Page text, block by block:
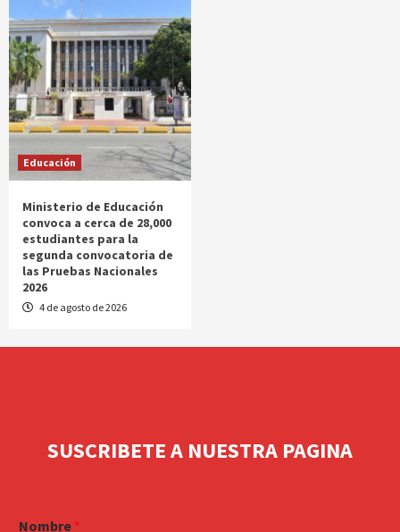
Educación
Ministerio de Educación
convoca a cerca de 28,000
estudiantes para la
segunda convocatoria de
las Pruebas Nacionales
2026
4 de agosto de 2026
SUSCRIBETE A NUESTRA PAGINA
Nombre *